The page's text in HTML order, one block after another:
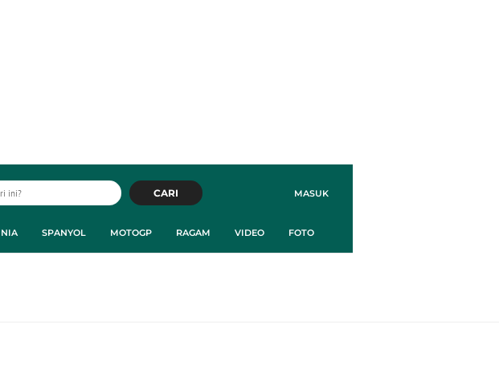
MASUK
CARI
SPANYOL MOTOGP RAGAM VIDEO FOTO